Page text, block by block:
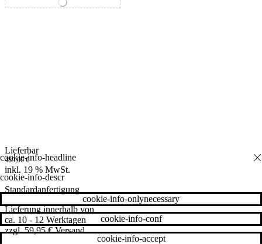
variant_tab.nav.selector-special
Lieferbar
489,00€
inkl. 19 % MwSt.
Standardanfertigung
Lieferung innerhalb von
ca. 10 - 12 Werktagen
zzgl. 59,95 € Versand
cookie-info-descr
cookie-info-accept
cookie-info-conf
cookie-info-onlynecessary